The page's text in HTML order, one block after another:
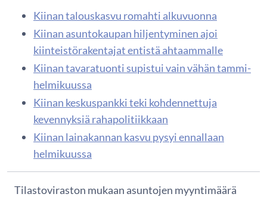
Kiinan talouskasvu romahti alkuvuonna
Kiinan asuntokaupan hiljentyminen ajoi
kiinteistörakentajat entistä ahtaammalle
Kiinan tavaratuonti supistui vain vähän tammi-
helmikuussa
Kiinan keskuspankki teki kohdennettuja
kevennyksiä rahapolitiikkaan
Kiinan lainakannan kasvu pysyi ennallaan
helmikuussa
Tilastoviraston mukaan asuntojen myyntimäärä